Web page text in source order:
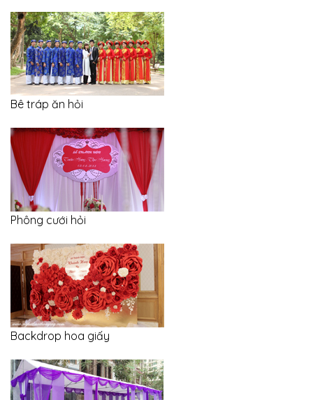
Bê tráp ăn hỏi
Phông cưới hỏi
Backdrop hoa giấy